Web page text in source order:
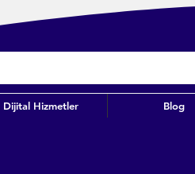
Dijital Hizmetler Blog